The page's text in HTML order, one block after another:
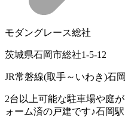
モダングレース総社
茨城県石岡市総社1-5-12
JR常磐線(取手～いわき)石
2台以上可能な駐車場や庭
ォーム済の戸建です♪石岡